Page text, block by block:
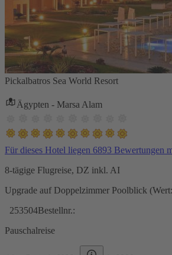
Pickalbatros Sea World Resort
Ägypten - Marsa Alam
Für dieses Hotel liegen 6893 Bewertungen
8-tägige Flugreise, DZ inkl. AI
Upgrade auf Doppelzimmer Poolblick
253504Bestellnr.:
Pauschalreise